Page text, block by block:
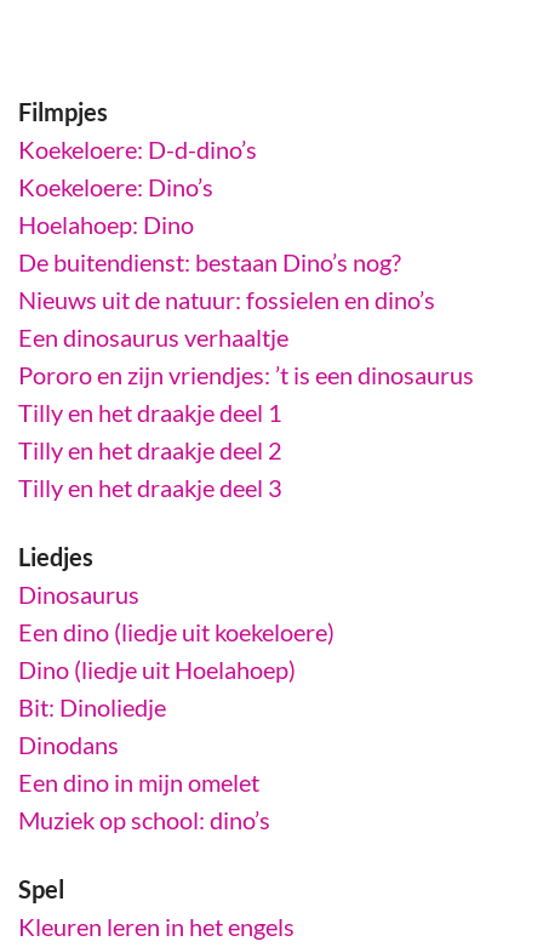
Filmpjes
Koekeloere: D-d-dino’s
Koekeloere: Dino’s
Hoelahoep: Dino
De buitendienst: bestaan Dino’s nog?
Nieuws uit de natuur: fossielen en dino’s
Een dinosaurus verhaaltje
Pororo en zijn vriendjes: ’t is een dinosaurus
Tilly en het draakje deel 1
Tilly en het draakje deel 2
Tilly en het draakje deel 3
Liedjes
Dinosaurus
Een dino (liedje uit koekeloere)
Dino (liedje uit Hoelahoep)
Bit: Dinoliedje
Dinodans
Een dino in mijn omelet
Muziek op school: dino’s
Spel
Kleuren leren in het engels